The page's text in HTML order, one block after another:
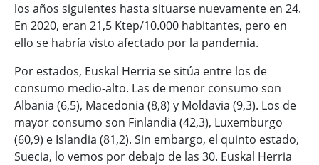
los años siguientes hasta situarse nuevamente en 24.
En 2020, eran 21,5 Ktep/10.000 habitantes, pero en
ello se habría visto afectado por la pandemia.
Por estados, Euskal Herria se sitúa entre los de
consumo medio-alto. Las de menor consumo son
Albania (6,5), Macedonia (8,8) y Moldavia (9,3). Los de
mayor consumo son Finlandia (42,3), Luxemburgo
(60,9) e Islandia (81,2). Sin embargo, el quinto estado,
Suecia, lo vemos por debajo de las 30. Euskal Herria